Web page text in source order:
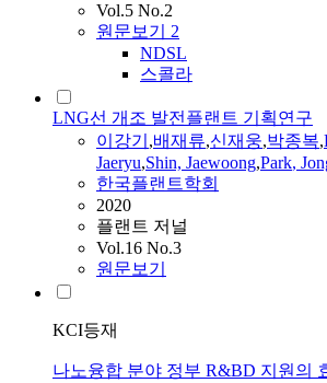
Vol.5 No.2
원문보기 2
NDSL
스콜라
LNG선 개조 발전플랜트 기획연구
이강기 ,배재류,신재웅,박종복,
Jaeryu,Shin, Jaewoong,Park,
한국플랜트학회
2020
플랜트 저널
Vol.16 No.3
원문보기
KCI등재
나노융합 분야 정부 R&BD 지원의